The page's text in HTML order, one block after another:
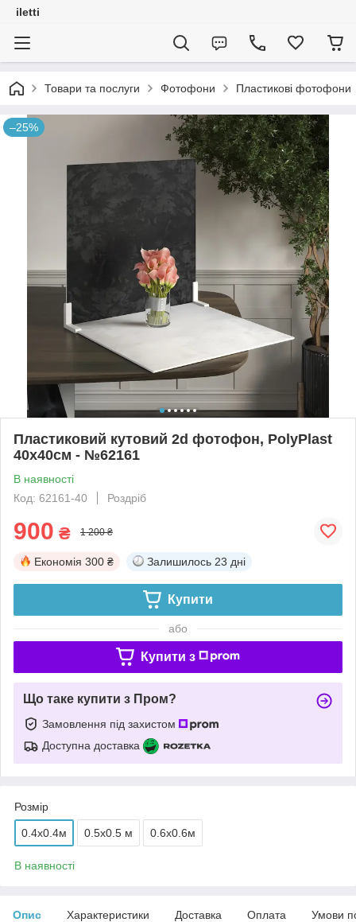
iletti
Товари та послуги Фотофони Пластикові фотофони
–25%
Пластиковий кутовий 2d фотофон, PolyPlast
40x40см - №62161
В наявності
Код: 62161-40
Роздріб
900 ₴ 1 200 ₴
Економія 300 ₴ Залишилось 23 дні
Купити
або
Купити з
Що таке купити з Пром?
Замовлення під захистом
Доступна доставка
Розмір
0.4x0.4м 0.5x0.5 м 0.6x0.6м
В наявності
Опис Характеристики Доставка Оплата Умови